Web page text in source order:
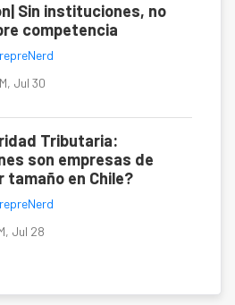
Sin instituciones, no
competencia
Jul 30
Tributaria:
son empresas de
tamaño en Chile?
Jul 28